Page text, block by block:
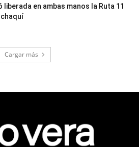
liberada en ambas manos la Ruta 11
Cargar más